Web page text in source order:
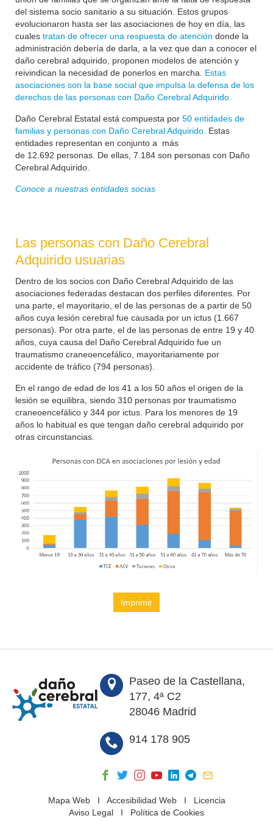
del sistema socio sanitario a su situación. Estos grupos
evolucionaron hasta ser las asociaciones de hoy en día, las
cuales tratan de ofrecer una respuesta de atención donde la
administración debería de darla, a la vez que dan a conocer el
daño cerebral adquirido, proponen modelos de atención y
reivindican la necesidad de ponerlos en marcha. Estas
asociaciones son la base social que impulsa la defensa de los
derechos de las personas con Daño Cerebral Adquirido.
Daño Cerebral Estatal está compuesta por 50 entidades de
familias y personas con Daño Cerebral Adquirido. Estas
entidades representan en conjunto a más
de 12.692 personas. De ellas, 7.184 son personas con Daño
Cerebral Adquirido.
Conoce a nuestras entidades socias
Las personas con Daño Cerebral
Adquirido usuarias
Dentro de los socios con Daño Cerebral Adquirido de las
asociaciones federadas destacan dos perfiles diferentes. Por
una parte, el mayoritario, el de las personas de a partir de 50
años cuya lesión cerebral fue causada por un ictus (1.667
personas). Por otra parte, el de las personas de entre 19 y 40
años, cuya causa del Daño Cerebral Adquirido fue un
traumatismo craneoencefálico, mayoritariamente por
accidente de tráfico (794 personas).
En el rango de edad de los 41 a los 50 años el origen de la
lesión se equilibra, siendo 310 personas por traumatismo
craneoencefálico y 344 por ictus. Para los menores de 19
años lo habitual es que tengan daño cerebral adquirido por
otras circunstancias.
Imprimir
Paseo de la Castellana,
177, 4ª C2
28046 Madrid
914 178 905
Mapa WebI Accesibilidad WebI Licencia
Aviso Legal I Política de Cookies